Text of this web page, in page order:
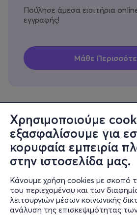
Χρησιμοποιούμε
εξασφαλίσουμε για
κορυφαία εμπειρία
στην ιστοσελίδα μας.
Κάνουμε χρήση cookies με σκοπό
του περιεχομένου και των
λειτουργιών μέσων κοινωνικής
ανάλυση της επισκεψιμότητας
Πούλησε άμεσα εισιτήρια
εγγραφής!
Πληροφορίες
Υποστήριξη
Stay Connected